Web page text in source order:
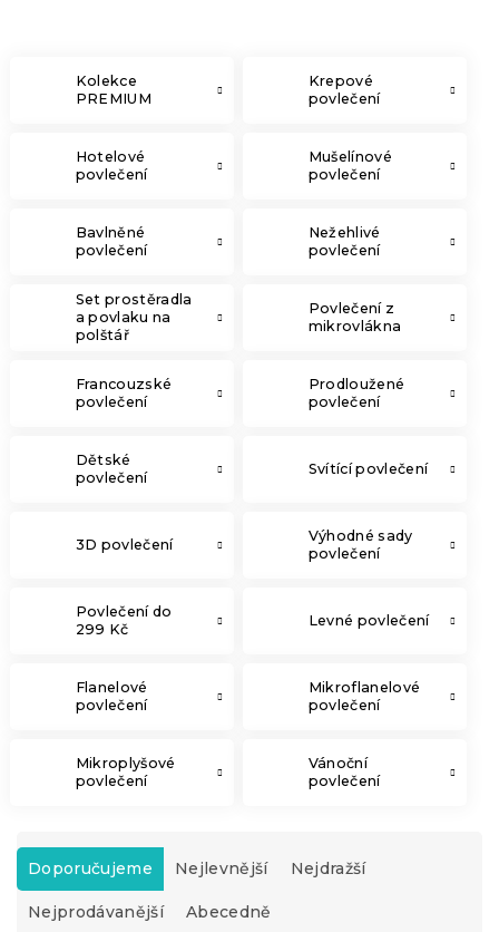
Kolekce
PREMIUM
Krepové
povlečení
Hotelové
povlečení
Mušelínové
povlečení
Bavlněné
povlečení
Nežehlivé
povlečení
Set prostěradla
a povlaku na
polštář
Povlečení z
mikrovlákna
Francouzské
povlečení
Prodloužené
povlečení
Dětské
povlečení
Svítící povlečení
3D povlečení
Výhodné sady
povlečení
Povlečení do
299 Kč
Levné povlečení
Flanelové
povlečení
Mikroflanelové
povlečení
Mikroplyšové
povlečení
Vánoční
povlečení
Ř
z
e
Doporučujeme Nejlevnější Nejdražší
Nejprodávanější Abecedně